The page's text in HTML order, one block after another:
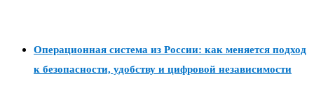
Операционная система из России: как меняется подход
к безопасности, удобству и цифровой независимости